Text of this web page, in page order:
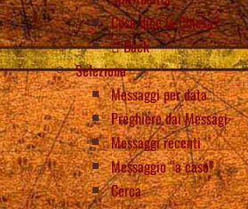
Cosa dice la Chiesa?
Back
Seleziona
Messaggi per data
Preghiere dai Messagi
Messaggi recenti
Messaggio “a caso”
Cerca